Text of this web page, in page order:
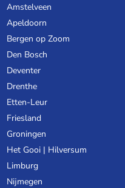
Amstelveen
Apeldoorn
Bergen op Zoom
Den Bosch
Deventer
Drenthe
Etten-Leur
Friesland
Groningen
Het Gooi | Hilversum
Limburg
Nijmegen